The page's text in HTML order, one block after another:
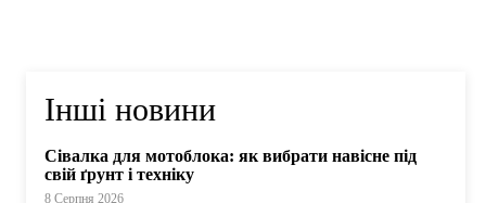
Інші новини
Сівалка для мотоблока: як вибрати навісне під
свій ґрунт і техніку
8 Серпня 2026